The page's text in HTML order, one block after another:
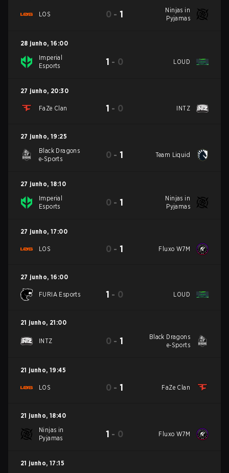
LOS 0 -1
Ninjas in
Pyjamas
28 junho, 16:00
Imperial
Esports
1 - 0 LOUD
27 junho, 20:30
FaZe Clan 1 - 0 INTZ
27 junho, 19:25
Black Dragons
e-Sports
0 -1 Team Liquid
27 junho, 18:10
Imperial
Esports
0 -1
Ninjas in
Pyjamas
27 junho, 17:00
LOS 0 -1 Fluxo W7M
27 junho, 16:00
FURIA Esports 1 - 0 LOUD
21 junho, 21:00
INTZ 0 -1
Black Dragons
e-Sports
21 junho, 19:45
LOS 0 -1 FaZe Clan
21 junho, 18:40
Ninjas in
Pyjamas
1 - 0 Fluxo W7M
21 junho, 17:15